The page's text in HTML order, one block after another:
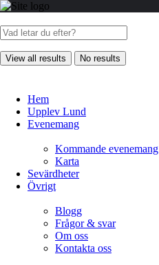
View all results No results
Hem
Upplev Lund
Evenemang
Kommande evenemang
Karta
Sevärdheter
Övrigt
Blogg
Frågor & svar
Om oss
Kontakta oss